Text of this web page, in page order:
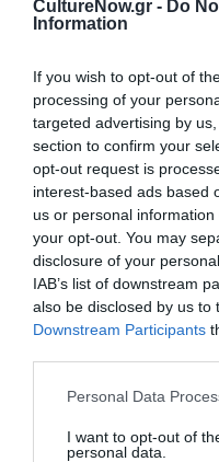
CultureNow.gr - Do
Information
If you wish to opt-out of
processing of your
targeted advertising by
section to confirm your
opt-out request is
interest-based ads based
us or personal
your opt-out. You may
disclosure of your
IAB’s list of downstream
also be disclosed by us to
Downstream Participants
Personal Data
I want to opt-out of
personal data.
Πληροφορίες έκδοσης:
Τιμή: 15,50€, ISBN: 978-
Ακολουθήστε το
μάθετε πρώτοι όλες
Δείτε όλα τα
Πολιτισμό στο
Νέοι
Tags
Newsletter